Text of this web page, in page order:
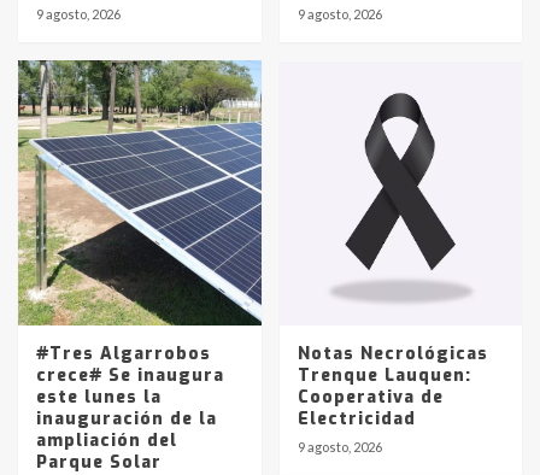
9 agosto, 2026 9 agosto, 2026
#Tres Algarrobos
crece# Se inaugura
este lunes la
inauguración de la
ampliación del
Parque Solar
Notas Necrológicas
Trenque Lauquen:
Cooperativa de
Electricidad
9 agosto, 2026